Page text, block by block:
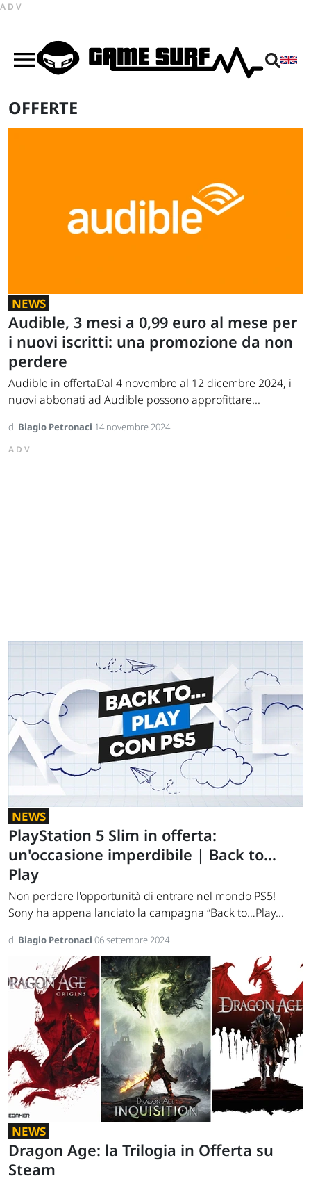
ADV
OFFERTE
NEWS
Audible, 3 mesi a 0,99 euro al mese per
i nuovi iscritti: una promozione da non
perdere
Audible in offertaDal 4 novembre al 12 dicembre 2024, i
nuovi abbonati ad Audible possono approfittare...
di Biagio Petronaci 14 novembre 2024
ADV
NEWS
PlayStation 5 Slim in offerta:
un'occasione imperdibile | Back to…
Play
Non perdere l'opportunità di entrare nel mondo PS5!
Sony ha appena lanciato la campagna “Back to…Play...
di Biagio Petronaci 06 settembre 2024
NEWS
Dragon Age: la Trilogia in Offerta su
Steam